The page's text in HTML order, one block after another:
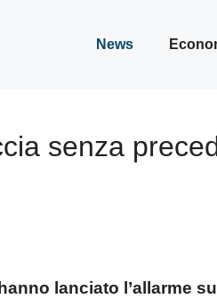
News
senza
lanciato l’allarme